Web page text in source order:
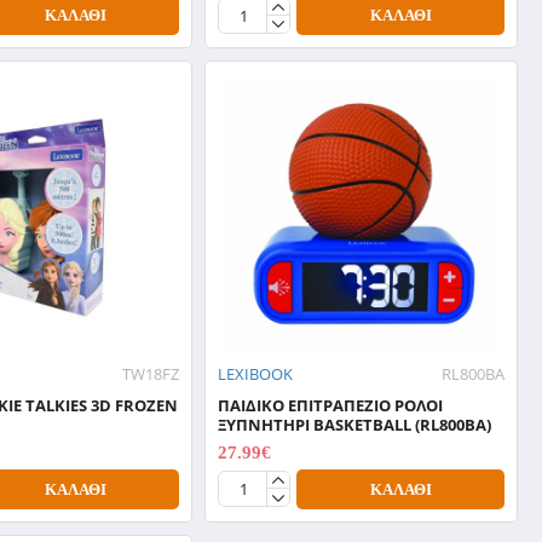
ΚΑΛΆΘΙ ΚΑΛΆΘΙ
TW18FZ
TALKIES 3D FROZEN
ΚΑΛΆΘΙ
LEXIBOOK
RL800BA
ΠΑΙΔΙΚΟ ΕΠΙΤΡΑΠΕΖΙΟ ΡΟΛΟΙ
ΞΥΠΝΗΤΗΡΙ BASKETBALL (RL800BA)
27.99€
ΚΑΛΆΘΙ